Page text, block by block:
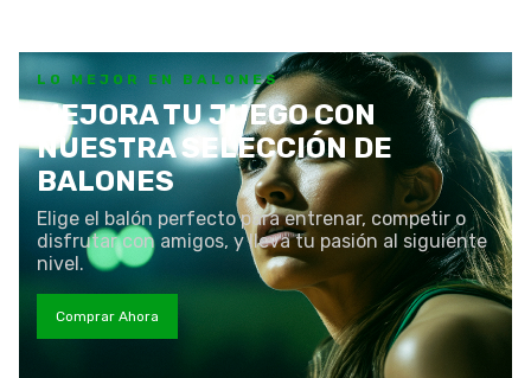
LO MEJOR EN BALONES
MEJORA TU JUEGO CON
NUESTRA SELECCIÓN DE
BALONES
Elige el balón perfecto para entrenar, competir o
disfrutar con amigos, y lleva tu pasión al siguiente
nivel.
Comprar Ahora